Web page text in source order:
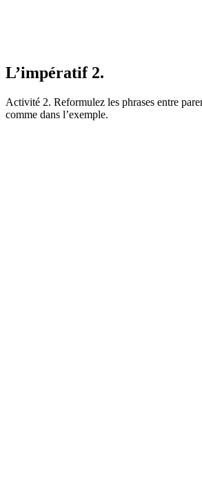
L’impératif 2.
Activité 2. Reformulez les phrases entre
comme dans l’exemple.